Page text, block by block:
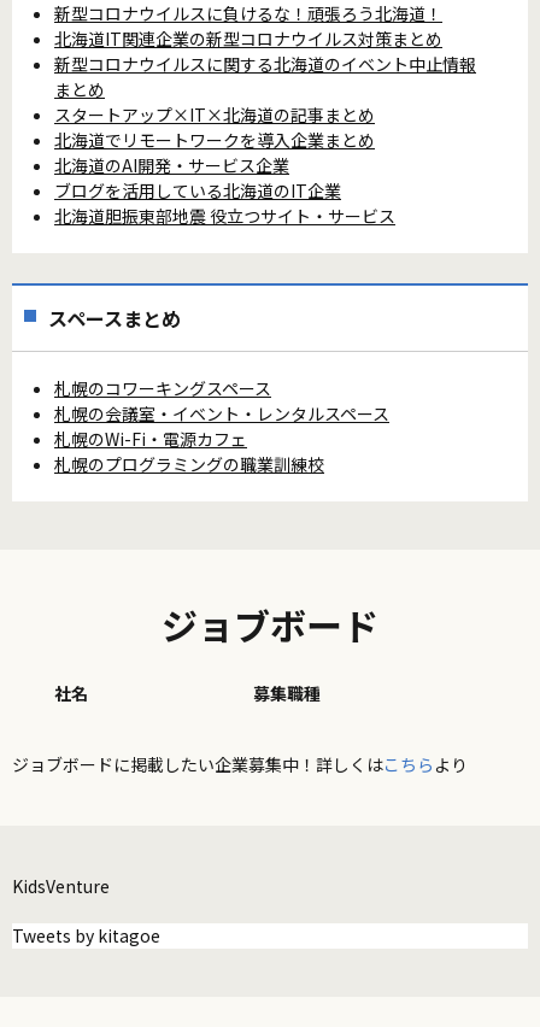
新型コロナウイルスに負けるな！頑張ろう北海道！
北海道IT関連企業の新型コロナウイルス対策まとめ
新型コロナウイルスに関する北海道のイベント中止情報
まとめ
スタートアップ×IT×北海道の記事まとめ
北海道でリモートワークを導入企業まとめ
北海道のAI開発・サービス企業
ブログを活用している北海道のIT企業
北海道胆振東部地震 役立つサイト・サービス
スペースまとめ
札幌のコワーキングスペース
札幌の会議室・イベント・レンタルスペース
札幌のWi-Fi・電源カフェ
札幌のプログラミングの職業訓練校
ジョブボード
社名 募集職種
ジョブボードに掲載したい企業募集中！詳しくはこちら より
KidsVenture
Tweets by kitagoe